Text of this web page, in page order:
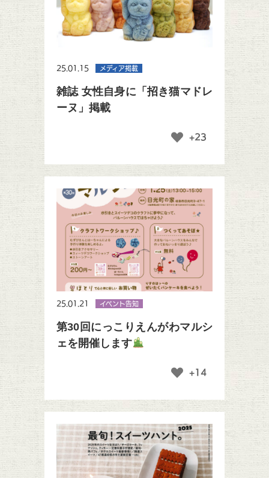
25.01.15 メディア掲載
雑誌 女性自身に「招き猫マドレ
ーヌ」掲載
+23
25.01.21 イベント告知
第30回にっこりえんがわマルシ
ェを開催します
+14